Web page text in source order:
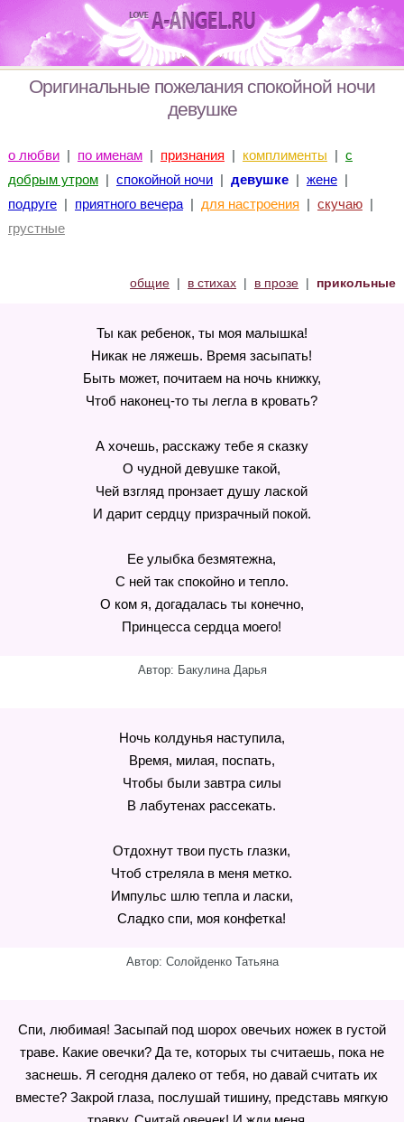
Оригинальные пожелания спокойной ночи
девушке
о любви| по именам| признания | комплименты | с
добрым утром| спокойной ночи| девушке| жене|
подруге| приятного вечера| для настроения | скучаю|
грустные
общие | в стихах | в прозе | прикольные
Ты как ребенок, ты моя малышка!
Никак не ляжешь. Время засыпать!
Быть может, почитаем на ночь книжку,
Чтоб наконец-то ты легла в кровать?
А хочешь, расскажу тебе я сказку
О чудной девушке такой,
Чей взгляд пронзает душу лаской
И дарит сердцу призрачный покой.
Ее улыбка безмятежна,
С ней так спокойно и тепло.
О ком я, догадалась ты конечно,
Принцесса сердца моего!
Автор: Бакулина Дарья
Ночь колдунья наступила,
Время, милая, поспать,
Чтобы были завтра силы
В лабутенах рассекать.
Отдохнут твои пусть глазки,
Чтоб стреляла в меня метко.
Импульс шлю тепла и ласки,
Сладко спи, моя конфетка!
Автор: Солойденко Татьяна
Спи, любимая! Засыпай под шорох овечьих ножек в густой
траве. Какие овечки? Да те, которых ты считаешь, пока не
заснешь. Я сегодня далеко от тебя, но давай считать их
вместе? Закрой глаза, послушай тишину, представь мягкую